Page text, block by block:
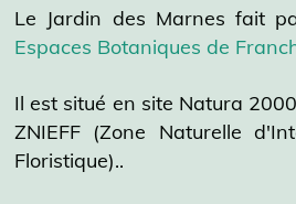
Le Jardin des Marnes fait
Espaces Botaniques de
Il est situé en site Natura
ZNIEFF (Zone Naturelle
Floristique)..